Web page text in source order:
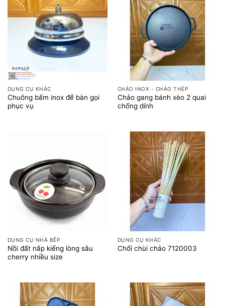
DỤNG CỤ KHÁC
Chuông bấm inox để bàn gọi
phục vụ
CHẢO INOX - CHẢO THÉP
Chảo gang bánh xèo 2 quai
chống dính
DỤNG CỤ NHÀ BẾP
Nồi đất nắp kiếng lòng sâu
cherry nhiều size
DỤNG CỤ KHÁC
Chổi chùi chảo 7120003